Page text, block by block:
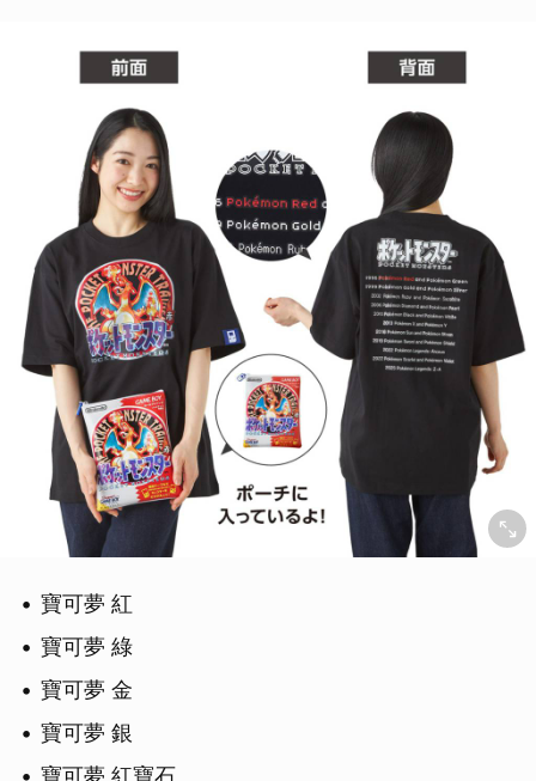
寶可夢 紅
寶可夢 綠
寶可夢 金
寶可夢 銀
寶可夢 紅寶石